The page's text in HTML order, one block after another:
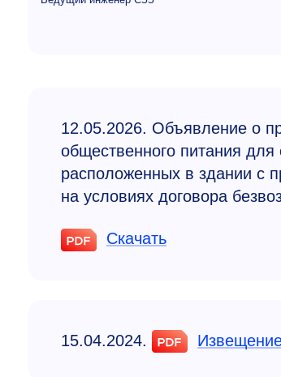
12.05.2026. Объявление о
общественного питания
расположенных в здании с
на условиях договора
Скачать
15.04.2024.